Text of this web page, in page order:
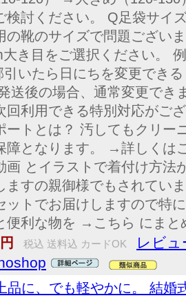
検討ください。 Q足袋サイ
の靴のサイズで問題ござい
大き目をご選択ください。
引いたら日にちを変更でき
送後の場合、通常変更でき
回利用できる特別対応がご
ートとは？ 汚してもクリー
障となります。 →詳しくは
画 とイラストで着付け方法
ますの親御様でもされてい
ットでお届けしますので特
便利な物を →こちら にまと
税込 送料込 カードOK
レビュ
上品に、でも軽やかに。 結婚